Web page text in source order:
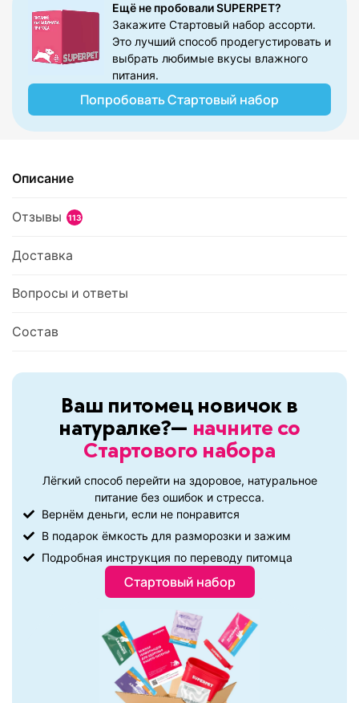
Ещё не пробовали SUPERPET?​
Закажите Стартовый набор ассорти.
Это лучший способ продегустировать и
выбрать любимые вкусы влажного
питания.
Попробовать Стартовый набор
Описание
Отзывы 113
Доставка
Вопросы и ответы
Состав
Ваш питомец новичок в
натуралке?— начните со
Стартового набора
Лёгкий способ перейти на здоровое, натуральное
питание без ошибок и стресса.
Вернём деньги, если не понравится
В подарок ёмкость для разморозки и зажим
Подробная инструкция по переводу питомца
Стартовый набор